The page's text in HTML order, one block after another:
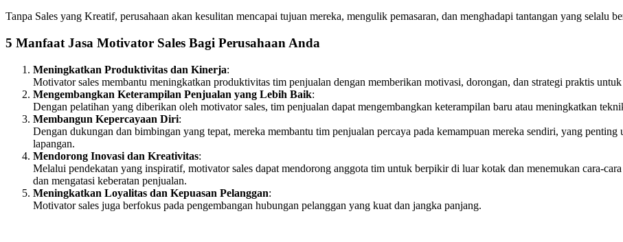
Tanpa Sales yang Kreatif, perusahaan akan kesulitan mencapai tujuan mereka, mengulik pemasaran, dan menghadapi tantangan yang selalu
5 Manfaat Jasa Motivator Sales Bagi Perusahaan Anda
Meningkatkan Produktivitas dan Kinerja:
Motivator sales membantu meningkatkan produktivitas tim penjualan dengan memberikan motivasi, dorongan, dan strategi praktis
Mengembangkan Keterampilan Penjualan yang Lebih Baik:
Dengan pelatihan yang diberikan oleh motivator sales, tim penjualan dapat mengembangkan keterampilan baru atau meningkatkan
Membangun Kepercayaan Diri:
Dengan dukungan dan bimbingan yang tepat, mereka membantu tim penjualan percaya pada kemampuan mereka sendiri, yang
lapangan.
Mendorong Inovasi dan Kreativitas:
Melalui pendekatan yang inspiratif, motivator sales dapat mendorong anggota tim untuk berpikir di luar kotak dan menemukan cara-
dan mengatasi keberatan penjualan.
Meningkatkan Loyalitas dan Kepuasan Pelanggan:
Motivator sales juga berfokus pada pengembangan hubungan pelanggan yang kuat dan jangka panjang.